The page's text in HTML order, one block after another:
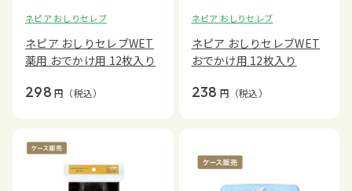
ネピア おしりセレブ
ネピア おしりセレブWET
薬用 おでかけ用 12枚入り
298 円 （税込）
ネピア おしりセレブ
ネピア おしりセレブWET
おでかけ用 12枚入り
238 円 （税込）